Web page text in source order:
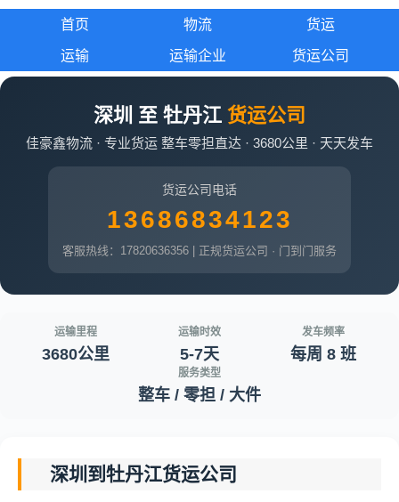
首页 物流 货运
运输 运输企业 货运公司
深圳 至 牡丹江 货运公司
佳豪鑫物流 · 专业货运 整车零担直达 · 3680公里 · 天天发车
货运公司电话
13686834123
客服热线：17820636356 | 正规货运公司 · 门到门服务
运输里程
3680公里
运输时效
5-7天
发车频率
每周 8 班
服务类型
整车 / 零担 / 大件
深圳到牡丹江货运公司